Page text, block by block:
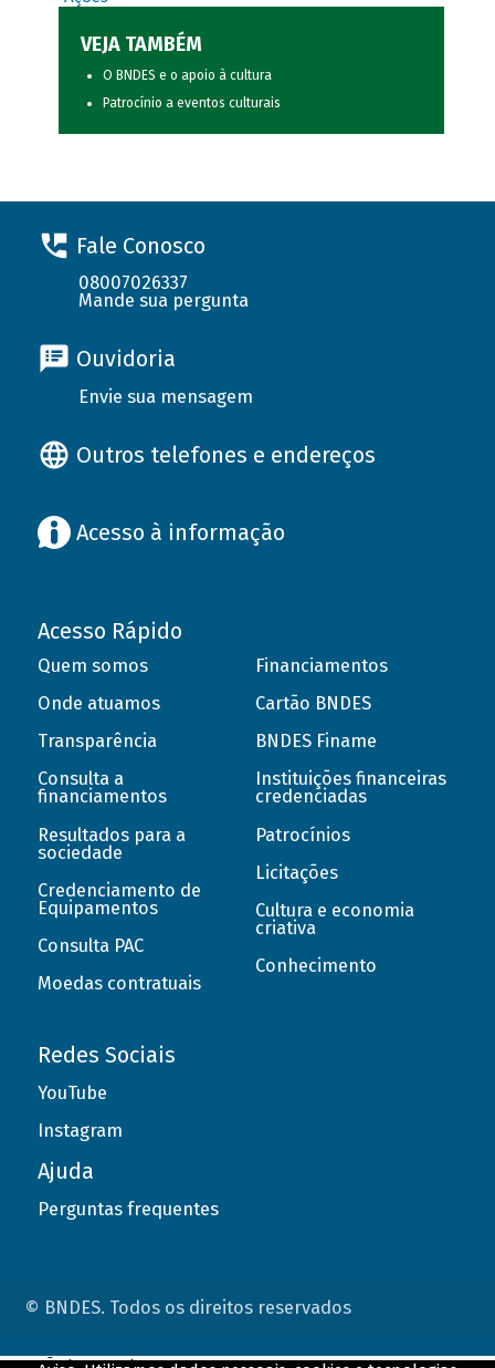
VEJA TAMBÉM
O BNDES e o apoio à cultura
Patrocínio a eventos culturais
Fale Conosco
08007026337
Mande sua pergunta
Ouvidoria
Envie sua mensagem
Outros telefones e endereços
Acesso à informação
Acesso Rápido
Quem somos
Onde atuamos
Transparência
Consulta a
financiamentos
Resultados para a
sociedade
Credenciamento de
Equipamentos
Consulta PAC
Moedas contratuais
Financiamentos
Cartão BNDES
BNDES Finame
Instituições financeiras
credenciadas
Patrocínios
Licitações
Cultura e economia
criativa
Conhecimento
Redes Sociais
YouTube
Instagram
Ajuda
Perguntas frequentes
© BNDES. Todos os direitos reservados